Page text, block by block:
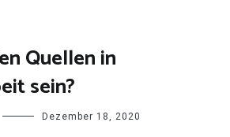
Quellen in
sein?
Dezember 18, 2020